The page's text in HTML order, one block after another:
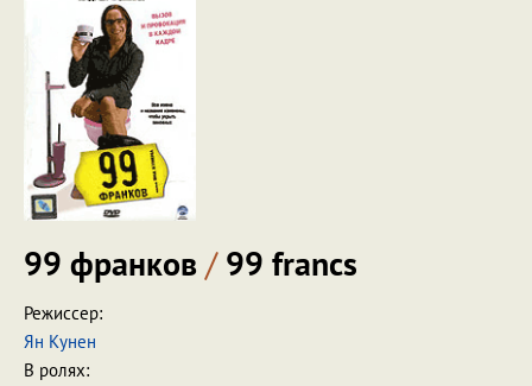
99 франков/99 francs
Режиссер:
Ян Кунен
В ролях: